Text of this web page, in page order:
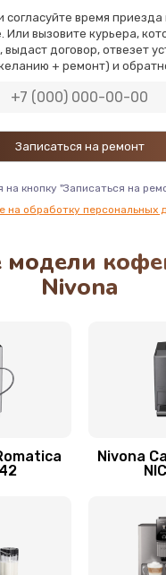
890 руб.
Заказать
согласуйте время
Или вызовите курьера,
выдаст договор, отвезет
+ ремонт) и
на кнопку "Записаться на
на обработку персональных
модели
Nivona
Nivona